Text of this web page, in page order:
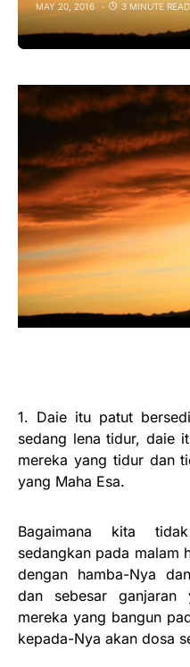
MAY 20, 2016 3 MINUTE READ
1. Daie itu patut
sedang lena tidur, daie
mereka yang tidur dan
yang Maha Esa.
Bagaimana kita
sedangkan pada malam
dengan hamba-Nya
dan sebesar
mereka yang bangun
kepada-Nya akan dosa